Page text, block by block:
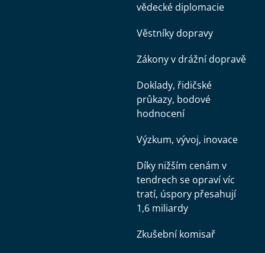
vědecké diplomacie
Věstníky dopravy
Zákony v drážní dopravě
Doklady, řidičské
průkazy, bodové
hodnocení
Výzkum, vývoj, inovace
Díky nižším cenám v
tendrech se opraví víc
tratí, úspory přesahují
1,6 miliardy
Zkušební komisař